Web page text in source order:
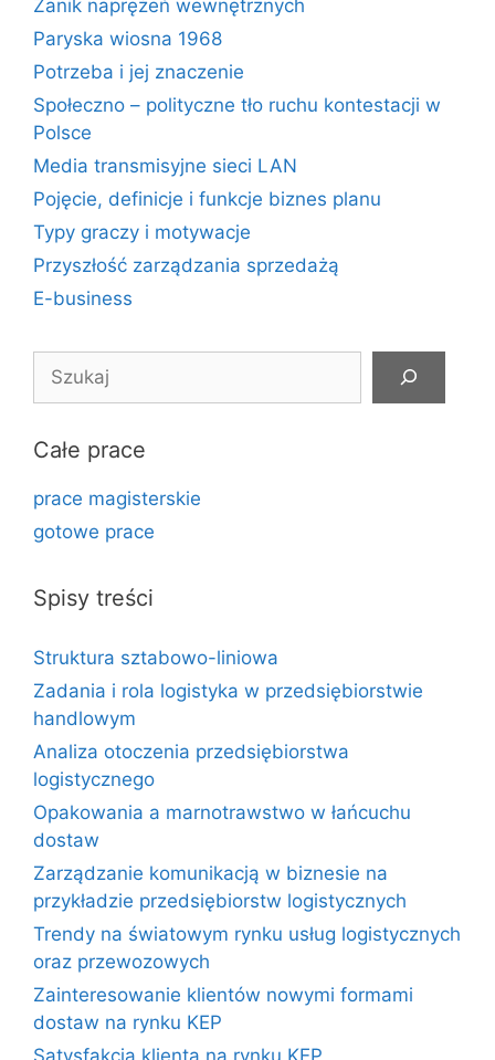
Zanik naprężeń wewnętrznych
Paryska wiosna 1968
Potrzeba i jej znaczenie
Społeczno – polityczne tło ruchu kontestacji w
Polsce
Media transmisyjne sieci LAN
Pojęcie, definicje i funkcje biznes planu
Typy graczy i motywacje
Przyszłość zarządzania sprzedażą
E-business
Całe prace
prace magisterskie
gotowe prace
Spisy treści
Struktura sztabowo-liniowa
Zadania i rola logistyka w przedsiębiorstwie
handlowym
Analiza otoczenia przedsiębiorstwa
logistycznego
Opakowania a marnotrawstwo w łańcuchu
dostaw
Zarządzanie komunikacją w biznesie na
przykładzie przedsiębiorstw logistycznych
Trendy na światowym rynku usług logistycznych
oraz przewozowych
Zainteresowanie klientów nowymi formami
dostaw na rynku KEP
Satysfakcja klienta na rynku KEP